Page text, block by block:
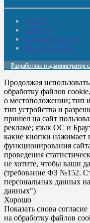
Домой
Новости
Документы. Все
Мы в соцсетях
Разработчик и администратор
Продолжая
обработку файлов
о местоположении; тип
тип устройства и
пришел на сайт
рекламе; язык ОС и
какие кнопки нажимает
функционирования
проведения
не хотите, чтобы ваши
(требование ФЗ №152.
персональных данных
данных")
Хорошо
Показать снова согласие
на обработку файлов